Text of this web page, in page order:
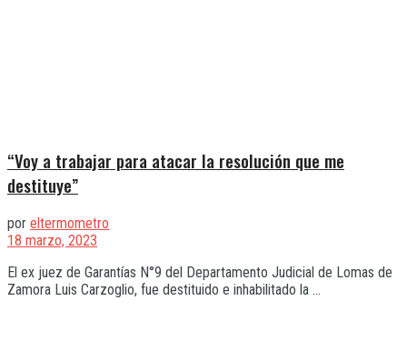
“Voy a trabajar para atacar la resolución que me
destituye”
por eltermometro
18 marzo, 2023
El ex juez de Garantías N°9 del Departamento Judicial de Lomas de
Zamora Luis Carzoglio, fue destituido e inhabilitado la ...